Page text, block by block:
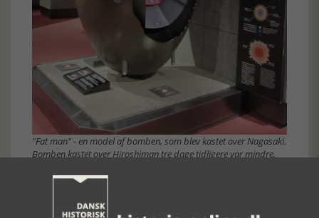
"Fat man" - en model af bomben, som blev kastet over Nagasaki.
Bomben kastet over Hiroshiman tre dage tidligere var mindre,
Museet er konstaterende og beskrivende. Der fældes ingen
med det, der skete, selv drage deres konklusioner. Der er